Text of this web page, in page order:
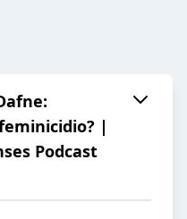
|
Podcast